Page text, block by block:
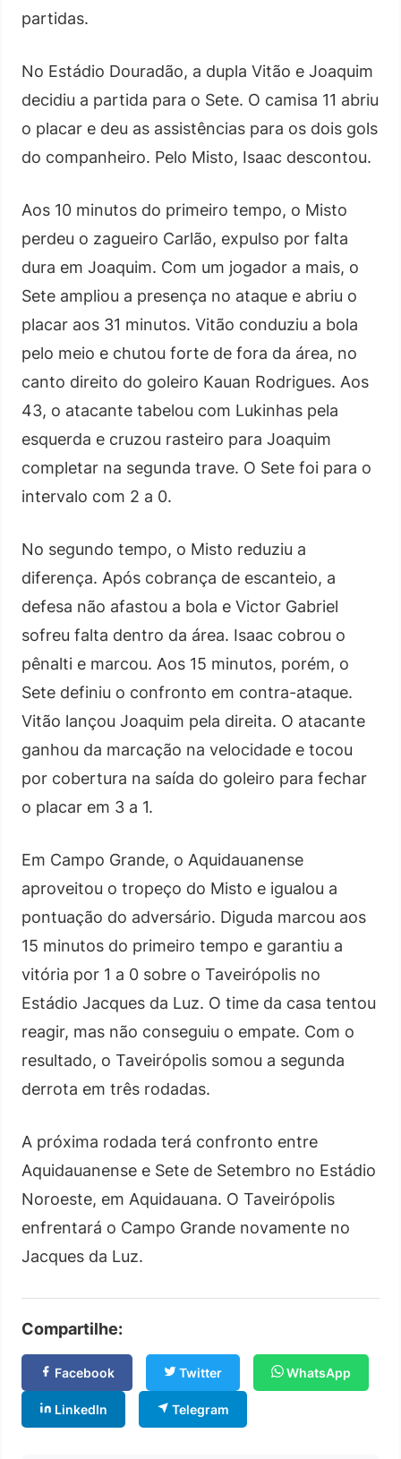
partidas.
No Estádio Douradão, a dupla Vitão e Joaquim
decidiu a partida para o Sete. O camisa 11 abriu
o placar e deu as assistências para os dois gols
do companheiro. Pelo Misto, Isaac descontou.
Aos 10 minutos do primeiro tempo, o Misto
perdeu o zagueiro Carlão, expulso por falta
dura em Joaquim. Com um jogador a mais, o
Sete ampliou a presença no ataque e abriu o
placar aos 31 minutos. Vitão conduziu a bola
pelo meio e chutou forte de fora da área, no
canto direito do goleiro Kauan Rodrigues. Aos
43, o atacante tabelou com Lukinhas pela
esquerda e cruzou rasteiro para Joaquim
completar na segunda trave. O Sete foi para o
intervalo com 2 a 0.
No segundo tempo, o Misto reduziu a
diferença. Após cobrança de escanteio, a
defesa não afastou a bola e Victor Gabriel
sofreu falta dentro da área. Isaac cobrou o
pênalti e marcou. Aos 15 minutos, porém, o
Sete definiu o confronto em contra-ataque.
Vitão lançou Joaquim pela direita. O atacante
ganhou da marcação na velocidade e tocou
por cobertura na saída do goleiro para fechar
o placar em 3 a 1.
Em Campo Grande, o Aquidauanense
aproveitou o tropeço do Misto e igualou a
pontuação do adversário. Diguda marcou aos
15 minutos do primeiro tempo e garantiu a
vitória por 1 a 0 sobre o Taveirópolis no
Estádio Jacques da Luz. O time da casa tentou
reagir, mas não conseguiu o empate. Com o
resultado, o Taveirópolis somou a segunda
derrota em três rodadas.
A próxima rodada terá confronto entre
Aquidauanense e Sete de Setembro no Estádio
Noroeste, em Aquidauana. O Taveirópolis
enfrentará o Campo Grande novamente no
Jacques da Luz.
Compartilhe:
Facebook Twitter WhatsApp
LinkedIn Telegram